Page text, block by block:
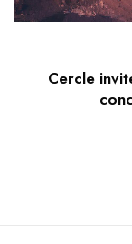
Cercle